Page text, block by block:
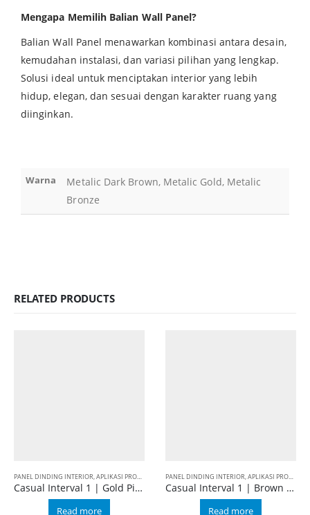
Mengapa Memilih Balian Wall Panel?
Balian Wall Panel menawarkan kombinasi antara desain,
kemudahan instalasi, dan variasi pilihan yang lengkap.
Solusi ideal untuk menciptakan interior yang lebih
hidup, elegan, dan sesuai dengan karakter ruang yang
diinginkan.
Warna
Metalic Dark Brown, Metalic Gold, Metalic
Bronze
RELATED PRODUCTS
PANEL DINDING INTERIOR,APLIKASI PRODUK BALIAN WALL PANEL ,CASUAL,INTERVAL 1
Casual Interval 1 | Gold Pine
Read more
PANEL DINDING INTERIOR,APLIKASI PRODUK
Casual Interval 1 | Brown Cherry
Read more